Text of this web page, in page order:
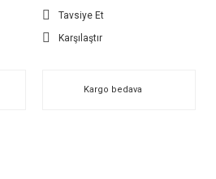
Tavsiye Et
Karşılaştır
Kargo bedava